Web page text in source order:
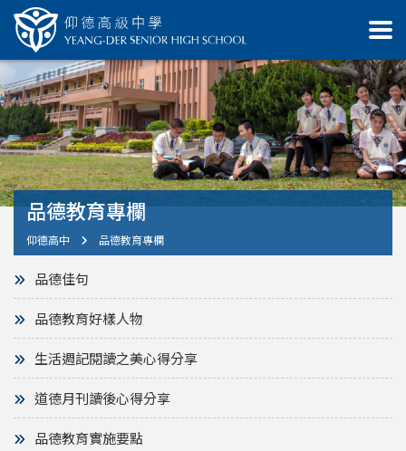
品德教育專欄
仰德高中 品德教育專欄
品德佳句
品德教育好樣人物
生活週記閱讀之美心得分享
道德月刊讀後心得分享
品德教育實施要點